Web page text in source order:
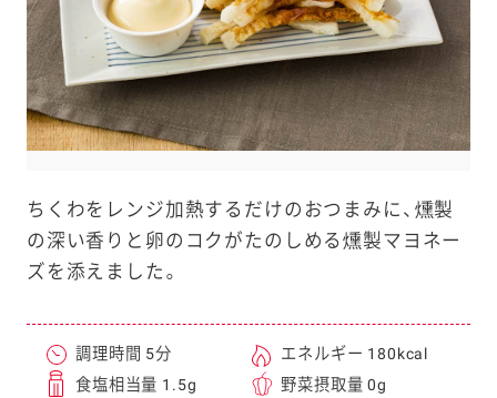
r
c
h
ちくわをレンジ加熱するだけのおつまみに、燻製
の深い香りと卵のコクがたのしめる燻製マヨネー
ズを添えました。
調理時間 5分
エネルギー 180kcal
食塩相当量 1.5g
野菜摂取量 0g